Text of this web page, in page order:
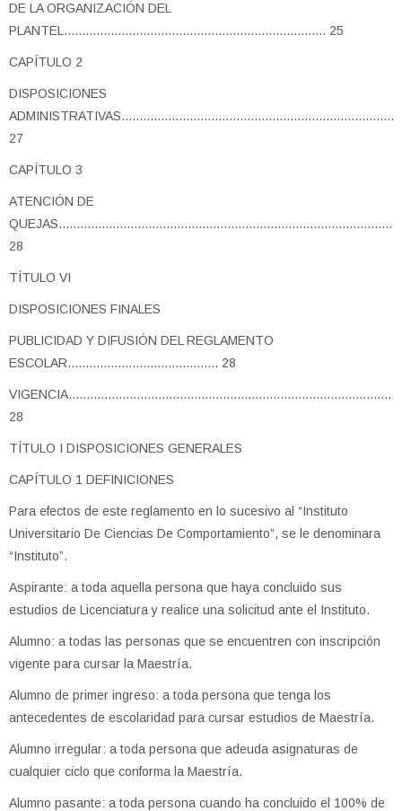
DE LA ORGANIZACIÓN DEL
PLANTEL......................................................................... 25
CAPÍTULO 2
DISPOSICIONES
ADMINISTRATIVAS............................................................................
27
CAPÍTULO 3
ATENCIÓN DE
28
TÍTULO VI
DISPOSICIONES FINALES
PUBLICIDAD Y DIFUSIÓN DEL REGLAMENTO
ESCOLAR.......................................... 28
28
TÍTULO I DISPOSICIONES GENERALES
CAPÍTULO 1 DEFINICIONES
Para efectos de este reglamento en lo sucesivo al “Instituto
Universitario De Ciencias De Comportamiento”, se le denominara
“Instituto”.
Aspirante: a toda aquella persona que haya concluido sus
estudios de Licenciatura y realice una solicitud ante el Instituto.
Alumno: a todas las personas que se encuentren con inscripción
vigente para cursar la Maestría.
Alumno de primer ingreso: a toda persona que tenga los
antecedentes de escolaridad para cursar estudios de Maestría.
Alumno irregular: a toda persona que adeuda asignaturas de
cualquier ciclo que conforma la Maestría.
Alumno pasante: a toda persona cuando ha concluido el 100% de